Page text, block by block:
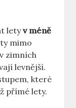
letyv méně
mimo
zimních
levnější.
které
přímé lety.